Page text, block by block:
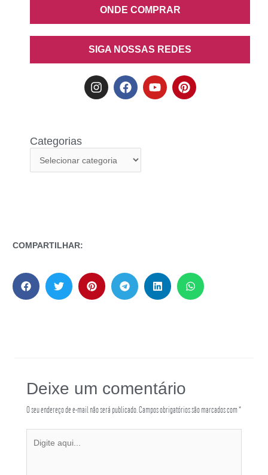
ONDE COMPRAR
SIGA NOSSAS REDES
Categorias
COMPARTILHAR:
Deixe um comentário
O seu endereço de e-mail não será publicado. Campos obrigatórios são marcados com*